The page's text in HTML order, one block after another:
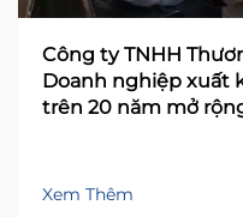
Công ty TNHH
Doanh nghiệp xuất
trên 20 năm mở
Xem Thêm